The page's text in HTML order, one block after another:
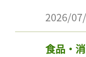
2026/
食品・